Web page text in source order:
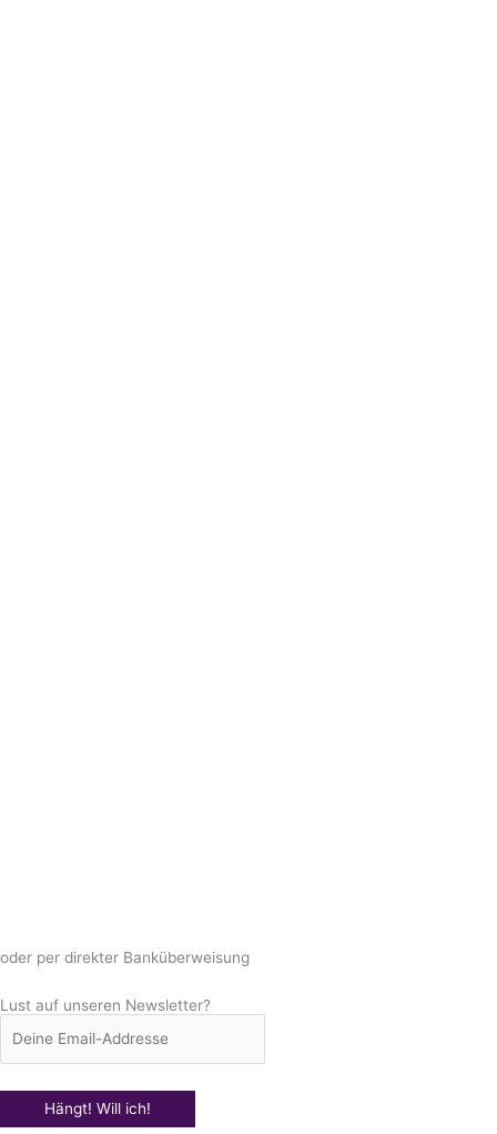
oder per direkter Banküberweisung
Lust auf unseren Newsletter?